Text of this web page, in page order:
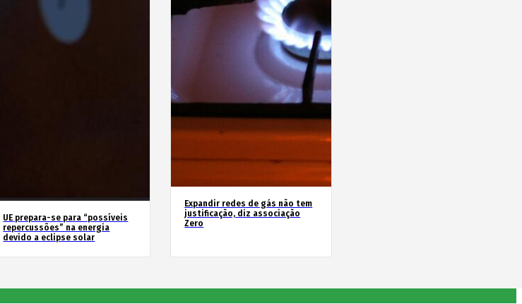
UE prepara-se para “possíveis
repercussões” na energia
devido a eclipse solar
Expandir redes de gás não tem
justificação, diz associação
Zero